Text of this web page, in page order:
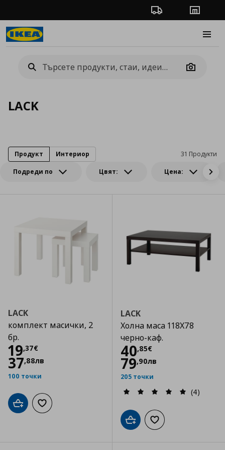
Проследяване на
Camera
LACK
Подреди по Цвят: Цена:
31 Продукти
Продукт Интериор
LACK
комплект масички, 2
бр.
19,37€
Цена
37,88лв
100 точки
Добави в кошницата
Добави към списъка с любими
LACK
Холна маса 118Х78
черно-каф.
40,85€
Цена
79,90лв
205 точки
(4)
Добави в кошницата
Добави към